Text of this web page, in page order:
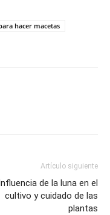
hacer macetas
Artículo siguiente
de la luna en el
cultivo y cuidado de las
plantas